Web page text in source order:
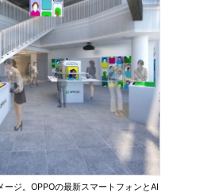
ージ。OPPOの最新スマートフォンとAI